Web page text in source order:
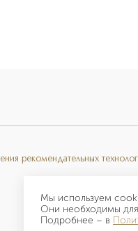
Мы используем
Они необходимы
Подробнее – в
рекомендательных